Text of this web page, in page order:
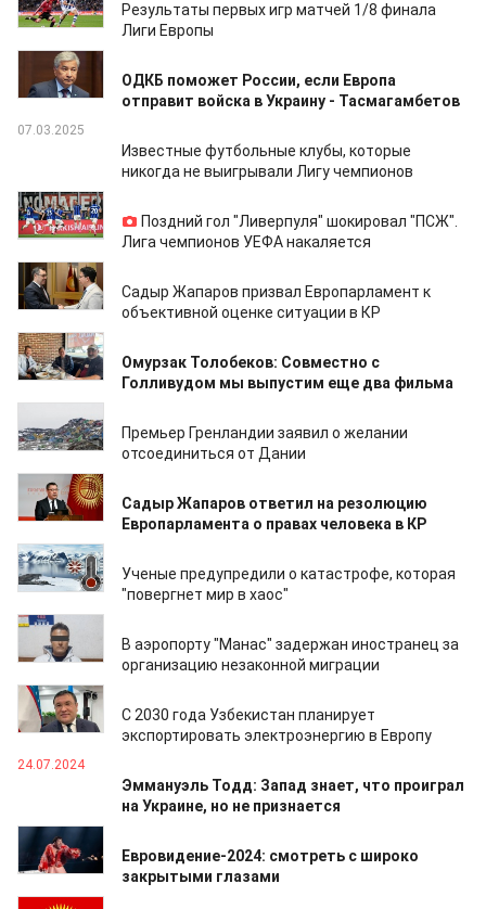
Результаты первых игр матчей 1/8 финала
Лиги Европы
07.03.2025
ОДКБ поможет России, если Европа
отправит войска в Украину - Тасмагамбетов
07.03.2025
Известные футбольные клубы, которые
никогда не выигрывали Лигу чемпионов
06.03.2025
Поздний гол "Ливерпуля" шокировал "ПСЖ".
Лига чемпионов УЕФА накаляется
26.02.2025
Садыр Жапаров призвал Европарламент к
объективной оценке ситуации в КР
28.01.2025
Омурзак Толобеков: Совместно с
Голливудом мы выпустим еще два фильма
Премьер Гренландии заявил о желании
отсоединиться от Дании
21.12.2024
Садыр Жапаров ответил на резолюцию
Европарламента о правах человека в КР
30.10.2024
Ученые предупредили о катастрофе, которая
"повергнет мир в хаос"
14.10.2024
В аэропорту "Манас" задержан иностранец за
организацию незаконной миграции
13.08.2024
С 2030 года Узбекистан планирует
экспортировать электроэнергию в Европу
24.07.2024
Эммануэль Тодд: Запад знает, что проиграл
на Украине, но не признается
19.07.2024
Евровидение-2024: смотреть с широко
закрытыми глазами
30.06.2024